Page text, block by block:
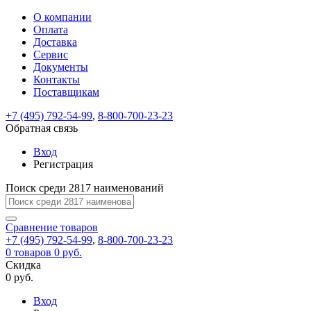
ВходРегистрация
Только
test@example.com
отправлена
по
ней
для
регистрации.
Ок
Только
Запомнить
меня
Забыли
Восстановление
пароля
Заполните
форму.
Мы
отправим
ссылку
на
указанный
электронный
адрес,
перейдя
по
которой
вы
новый
На
вашу
test@test.ru
отправлена
ссылка.
Перейдите
по
для
смены
пароля.
Введите
новый
пароль
Сменить
Пароль
успешно
Войти
Обратная
связь
Сообщение
пользовательского
соглашения
Ваше
сообщение
успешно
О компании
Оплата
Доставка
Сервис
Документы
Контакты
Поставщикам
+7 (495) 792-54-99, 8-800-700-23-23
Обратная связь
Вход
Регистрация
Поиск среди 2817 наименований
Сравнение товаров
+7 (495) 792-54-99, 8-800-700-23-23
0 товаров 0 руб.
Скидка
0 руб.
Вход